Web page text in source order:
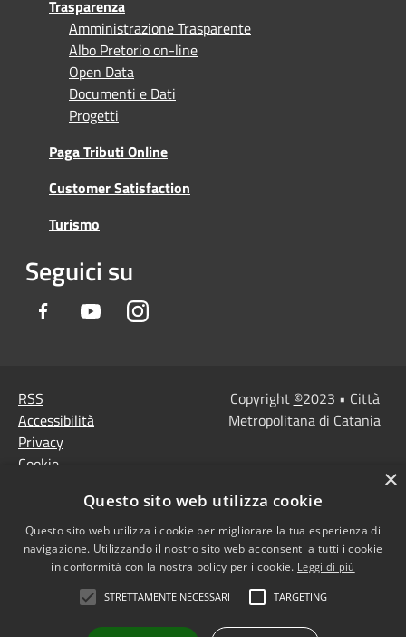
Trasparenza
Amministrazione Trasparente
Albo Pretorio on-line
Open Data
Documenti e Dati
Progetti
Paga Tributi Online
Customer Satisfaction
Turismo
Seguici su
Facebook YoutubeInstagram
RSS
Accessibilità
Privacy
Cookie
Note Legali
Agenzia per l'Italia
digitale
accessibilità
Dichiarazione di
Copyright ©2023 • Città
Metropolitana di Catania
×
Questo sito web utilizza cookie
Questo sito web utilizza i cookie per migliorare la tua esperienza di
navigazione. Utilizzando il nostro sito web acconsenti a tutti i cookie
in conformità con la nostra policy per i cookie. Leggi di più
STRETTAMENTE NECESSARI TARGETING